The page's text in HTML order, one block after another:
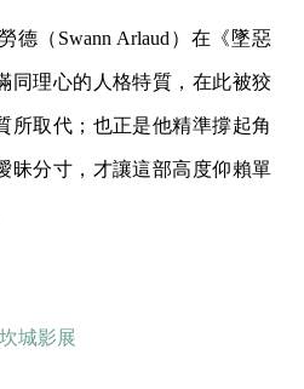
德（Swann Arlaud）在《墜惡
同理心的人格特質，在此被狡
所取代；也正是他精準撐起角
昧分寸，才讓這部高度仰賴單
城影展